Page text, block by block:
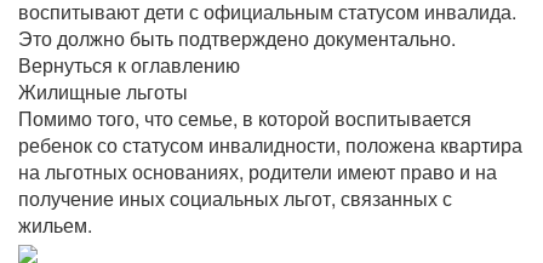
воспитывают дети с официальным статусом инвалида.
Это должно быть подтверждено документально.
Вернуться к оглавлению
Жилищные льготы
Помимо того, что семье, в которой воспитывается
ребенок со статусом инвалидности, положена квартира
на льготных основаниях, родители имеют право и на
получение иных социальных льгот, связанных с
жильем.